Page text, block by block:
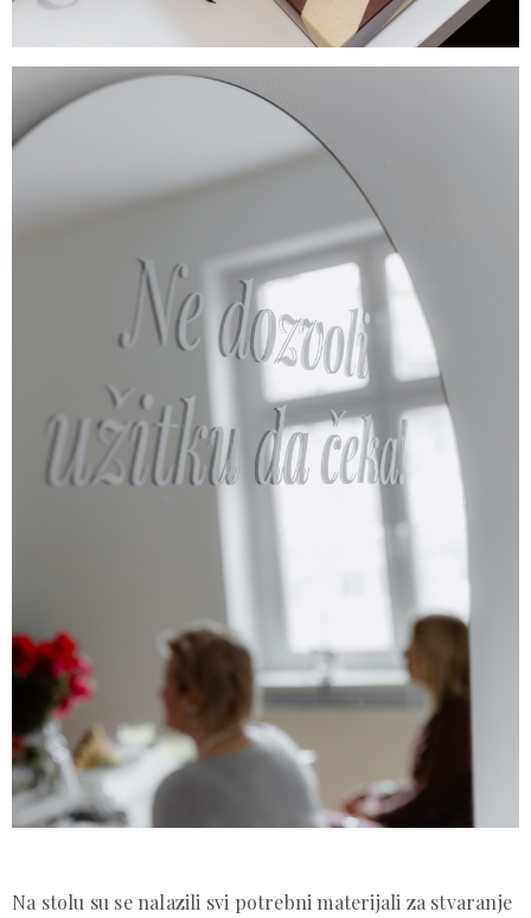
Na stolu su se nalazili svi potrebni materijali za stvaranje